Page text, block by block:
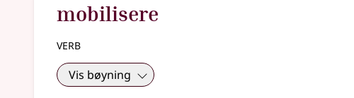
mobilisere
verb
Vis bøyning